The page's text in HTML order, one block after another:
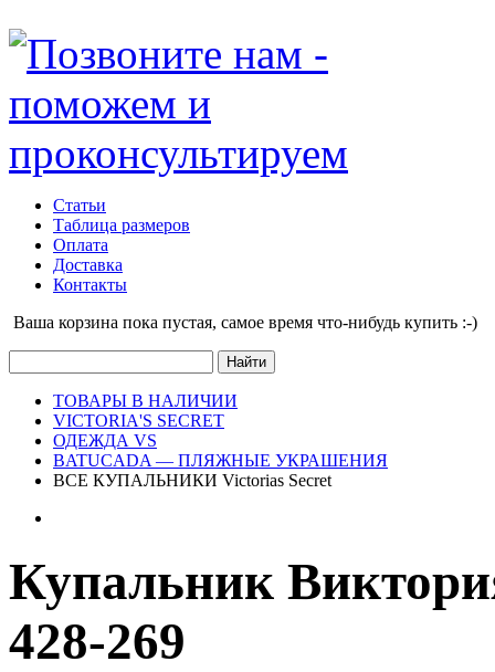
Статьи
Таблица размеров
Оплата
Доставка
Контакты
Ваша корзина пока пустая, cамое время что-нибудь купить :-)
ТОВАРЫ В НАЛИЧИИ
VICTORIA'S SECRET
ОДЕЖДА VS
BATUCADA — ПЛЯЖНЫЕ УКРАШЕНИЯ
ВСЕ КУПАЛЬНИКИ Victorias Secret
Купальник
428-269